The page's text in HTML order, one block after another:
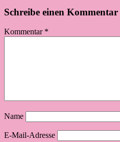
Schreibe einen Kommentar
Kommentar *
Name
E-Mail-Adresse